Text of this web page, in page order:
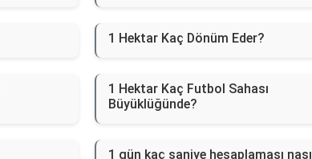
1 Hektar Kaç Dönüm Eder?
1 Hektar Kaç Futbol Sahası
Büyüklüğünde?
1 gün kaç saniye hesaplaması nasıl